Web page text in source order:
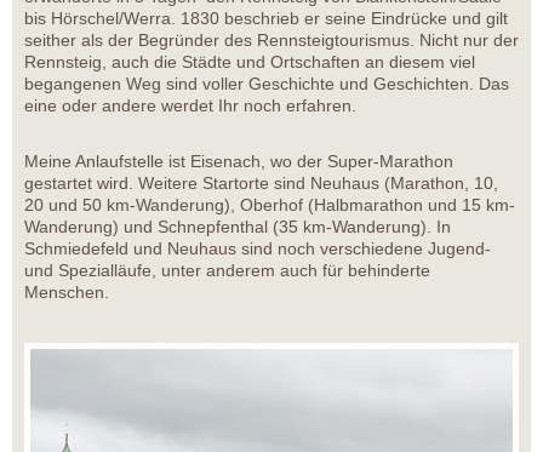
bis Hörschel/Werra. 1830 beschrieb er seine Eindrücke und gilt
seither als der Begründer des Rennsteigtourismus. Nicht nur der
Rennsteig, auch die Städte und Ortschaften an diesem viel
begangenen Weg sind voller Geschichte und Geschichten. Das
eine oder andere werdet Ihr noch erfahren.
Meine Anlaufstelle ist Eisenach, wo der Super-Marathon
gestartet wird. Weitere Startorte sind Neuhaus (Marathon, 10,
20 und 50 km-Wanderung), Oberhof (Halbmarathon und 15 km-
Wanderung) und Schnepfenthal (35 km-Wanderung). In
Schmiedefeld und Neuhaus sind noch verschiedene Jugend-
und Spezialläufe, unter anderem auch für behinderte
Menschen.